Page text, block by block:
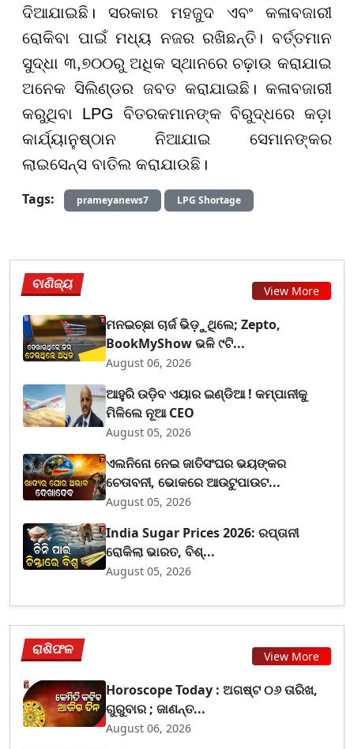
ଦିଆଯାଇଛି। ସରକାର ମହଜୁଦ ଏବଂ କଳାବଜାରୀ
ରୋକିବା ପାଇଁ ମଧ୍ୟ ନଜର ରଖିଛନ୍ତି। ବର୍ତ୍ତମାନ
ସୁଦ୍ଧା ୩,୭୦୦ରୁ ଅଧିକ ସ୍ଥାନରେ ଚଢ଼ାଉ କରାଯାଇ
ଅନେକ ସିଲିଣ୍ଡର ଜବତ କରାଯାଇଛି। କଳାବଜାରୀ
କରୁଥିବା LPG ବିତରକମାନଙ୍କ ବିରୁଦ୍ଧରେ କଡ଼ା
କାର୍ଯ୍ୟାନୁଷ୍ଠାନ ନିଆଯାଇ ସେମାନଙ୍କର
ଲାଇସେନ୍ସ ବାତିଲ କରାଯାଉଛି।
Tags:
prameyanews7 LPG Shortage
ବାଣିଜ୍ୟ View More
ମନଇଚ୍ଛା ଚାର୍ଜ ଭିଡ଼ୁଥିଲେ; Zepto,
BookMyShow ଭଳି ୯ଟି...
August 06, 2026
ଆହୁରି ଉଡ଼ିବ ଏୟାର ଇଣ୍ଡିଆ ! କମ୍ପାନୀକୁ
ମିଳିଲେ ନୂଆ CEO
August 05, 2026
ଏଲନିନୋ ନେଇ ଜାତିସଂଘର ଭୟଙ୍କର
ଚେତାବନୀ, ଭୋକରେ ଆଉଟୁପାଉଟ...
August 05, 2026
India Sugar Prices 2026: ରପ୍ତାନୀ
ରୋକିଲା ଭାରତ, ବିଶ୍...
August 05, 2026
ରାଶିଫଳ View More
Horoscope Today : ଅଗଷ୍ଟ ୦୬ ତାରିଖ,
ଗୁରୁବାର ; ଜାଣନ୍ତ...
August 06, 2026